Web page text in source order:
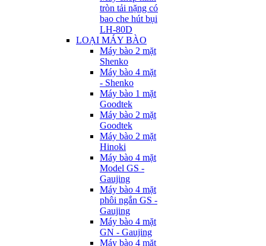
tròn tải nặng có
bao che hút bụi
LH-80D
LOẠI MÁY BÀO
Máy bào 2 mặt
Shenko
Máy bào 4 mặt
- Shenko
Máy bào 1 mặt
Goodtek
Máy bào 2 mặt
Goodtek
Máy bào 2 mặt
Hinoki
Máy bào 4 mặt
Model GS -
Gaujing
Máy bào 4 mặt
phôi ngắn GS -
Gaujing
Máy bào 4 mặt
GN - Gaujing
Máy bào 4 mặt